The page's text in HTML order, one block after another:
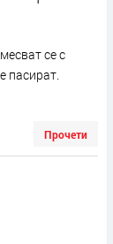
се с
пасират.
Прочети